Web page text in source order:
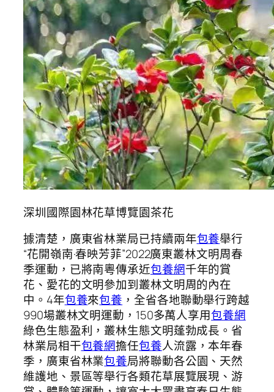
深圳國際園林花草博覽園茶花
據清楚，廣東省林業局已持續兩年包養舉行
“花開嶺南·春映芳菲”2022廣東叢林文明周春
季運動，已將南粵傳承近包養網千年的賞
花、愛花的文明參加到叢林文明周的內在
中。4年包養來包養 ，全省各地聯動舉行跨越
990場叢林文明運動，150多萬人享用包養網
綠色生態盈利，叢林生態文明蓬勃成長。省
林業局相干包養網擔任包養人流露，本年春
季，廣東省林業包養局將聯動各公園、天然
維護地、景區等舉行各類花草展覽展現、游